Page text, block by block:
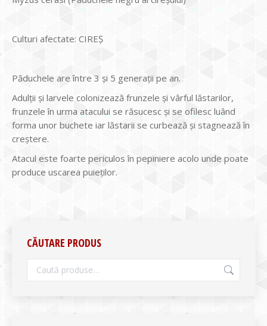
Culturi afectate: CIREȘ
Păduchele are între 3 şi 5 generaţii pe an.
Adulţii şi larvele colonizează frunzele şi vârful lăstarilor,
frunzele în urma atacului se răsucesc şi se ofilesc luând
forma unor buchete iar lăstarii se curbează şi stagnează în
creştere.
Atacul este foarte periculos în pepiniere acolo unde poate
produce uscarea puieţilor.
CĂUTARE PRODUS